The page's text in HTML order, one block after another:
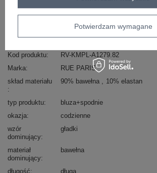
skład materiału : 90% bawełna , 10% elastan
Kod produktu
RV-KMPL-A1279.82
Marka
RUE PARIS
skład materiału
90% bawełna 10% elastan
typ produktu
bluza+spodnie
okazja
codzienne
wzór
dominujący
gładki
materiał
dominujący
bawełna
długość
długa
Potwierdzam wymagane